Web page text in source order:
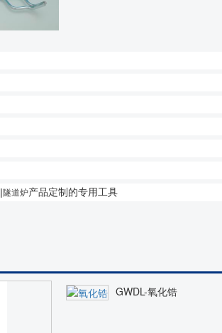
|隧道炉产品定制的专用工具
GWDL-氧化锆